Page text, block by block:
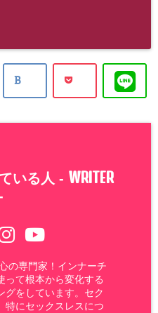
いる人 - WRITER
の専門家！インナーチ
って根本から変化する
グをしています。セク
特にセックスレスにつ